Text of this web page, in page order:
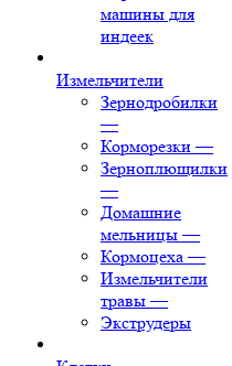
машины для
индеек
Измельчители
Зернодробилки
—
Корморезки —
Зерноплющилки
—
Домашние
мельницы —
Кормоцеха —
Измельчители
травы —
Экструдеры